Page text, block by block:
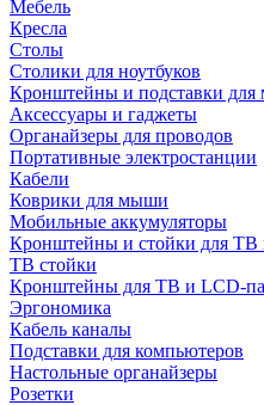
Мебель
Кресла
Столы
Столики для ноутбуков
Кронштейны и подставки для
Аксессуары и гаджеты
Органайзеры для проводов
Портативные электростанции
Кабели
Коврики для мыши
Мобильные аккумуляторы
Кронштейны и стойки для ТВ
ТВ стойки
Кронштейны для ТВ и LCD-
Эргономика
Кабель каналы
Подставки для компьютеров
Настольные органайзеры
Розетки